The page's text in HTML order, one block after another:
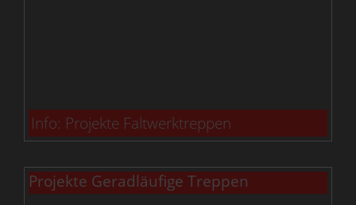
Info: Projekte Faltwerktreppen
Projekte Geradläufige Treppen